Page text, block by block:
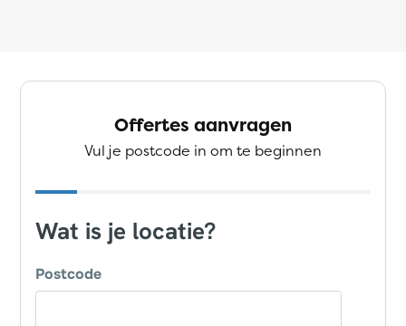
Offertes aanvragen
Vul je postcode in om te beginnen